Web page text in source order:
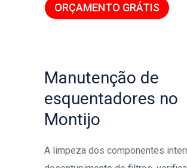
ORÇAMENTO GRÁTIS
Manutenção de
esquentadores no
Montijo
A limpeza dos componentes